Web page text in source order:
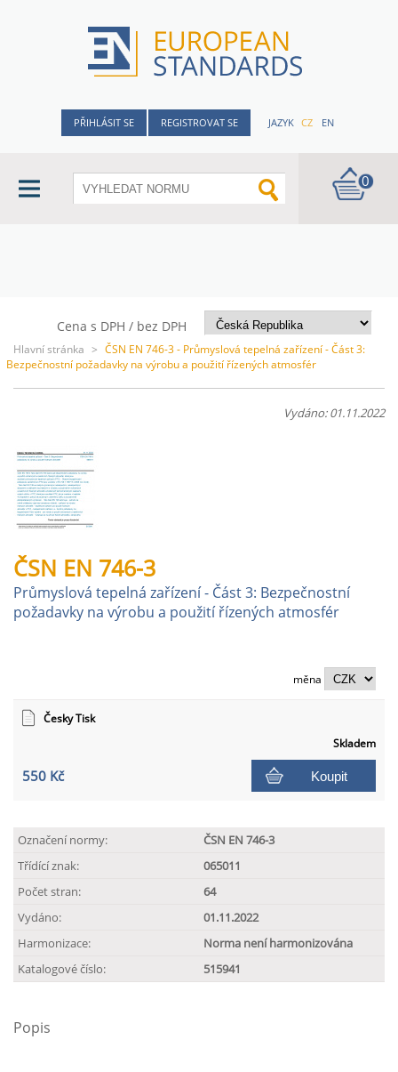
PŘIHLÁSIT SE REGISTROVAT SE JAZYK CZ EN
0
Cena s DPH / bez DPH
Hlavní stránka > ČSN EN 746-3 - Průmyslová tepelná zařízení - Část 3:
Bezpečnostní požadavky na výrobu a použití řízených atmosfér
Vydáno: 01.11.2022
ČSN EN 746-3
Průmyslová tepelná zařízení - Část 3: Bezpečnostní
požadavky na výrobu a použití řízených atmosfér
měna
Česky Tisk
Skladem
550 Kč Koupit
Označení normy:
ČSN EN 746-3
Třídící znak:
065011
Počet stran:
64
Vydáno:
01.11.2022
Harmonizace:
Norma není harmonizována
Katalogové číslo:
515941
Popis